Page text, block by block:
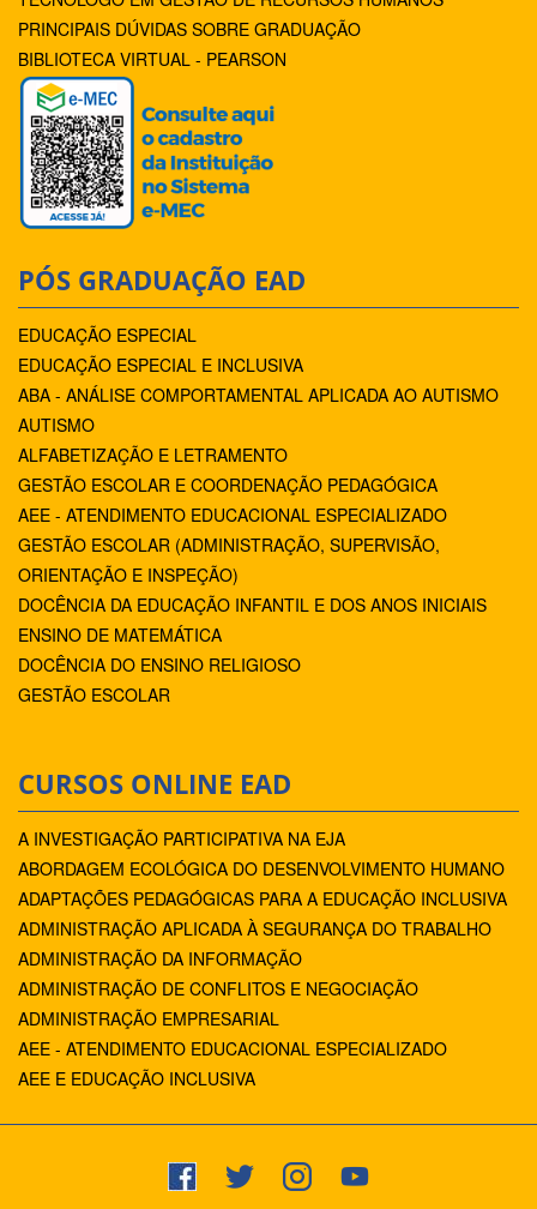
PRINCIPAIS DÚVIDAS SOBRE GRADUAÇÃO
BIBLIOTECA VIRTUAL - PEARSON
PÓS GRADUAÇÃO EAD
EDUCAÇÃO ESPECIAL
EDUCAÇÃO ESPECIAL E INCLUSIVA
ABA - ANÁLISE COMPORTAMENTAL APLICADA AO AUTISMO
AUTISMO
ALFABETIZAÇÃO E LETRAMENTO
GESTÃO ESCOLAR E COORDENAÇÃO PEDAGÓGICA
AEE - ATENDIMENTO EDUCACIONAL ESPECIALIZADO
GESTÃO ESCOLAR (ADMINISTRAÇÃO, SUPERVISÃO,
ORIENTAÇÃO E INSPEÇÃO)
DOCÊNCIA DA EDUCAÇÃO INFANTIL E DOS ANOS INICIAIS
ENSINO DE MATEMÁTICA
DOCÊNCIA DO ENSINO RELIGIOSO
GESTÃO ESCOLAR
CURSOS ONLINE EAD
A INVESTIGAÇÃO PARTICIPATIVA NA EJA
ABORDAGEM ECOLÓGICA DO DESENVOLVIMENTO HUMANO
ADAPTAÇÕES PEDAGÓGICAS PARA A EDUCAÇÃO INCLUSIVA
ADMINISTRAÇÃO APLICADA À SEGURANÇA DO TRABALHO
ADMINISTRAÇÃO DA INFORMAÇÃO
ADMINISTRAÇÃO DE CONFLITOS E NEGOCIAÇÃO
ADMINISTRAÇÃO EMPRESARIAL
AEE - ATENDIMENTO EDUCACIONAL ESPECIALIZADO
AEE E EDUCAÇÃO INCLUSIVA